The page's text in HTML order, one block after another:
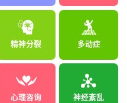
精神分裂 多动症
心理咨询 神经紊乱